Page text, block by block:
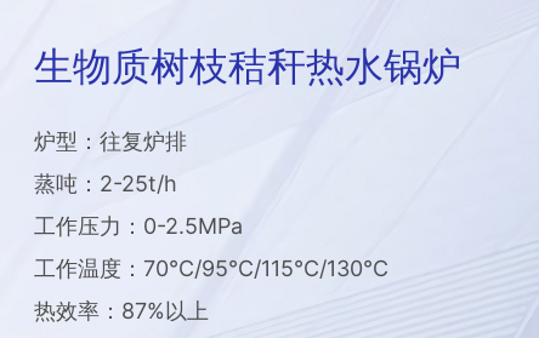
生物质树枝秸秆热水锅炉
炉型：往复炉排
蒸吨：2-25t/h
工作压力：0-2.5MPa
工作温度：70℃/95℃/115℃/130℃
热效率：87%以上